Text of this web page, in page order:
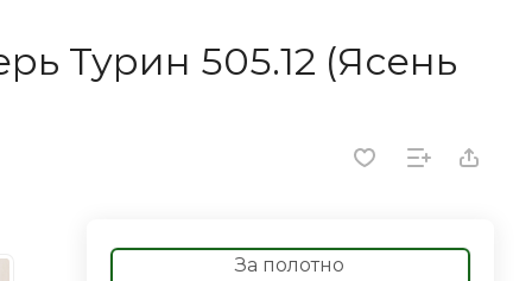
Турин 505.12 (Ясень
За полотно
приглашает к